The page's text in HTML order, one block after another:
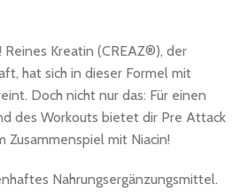
Kreatin (CREAZ®), der
hat sich in dieser Formel mit
Doch nicht nur das: Für einen
des Workouts bietet dir Pre Attack
Zusammenspiel mit Niacin!
Nahrungsergänzungsmittel.